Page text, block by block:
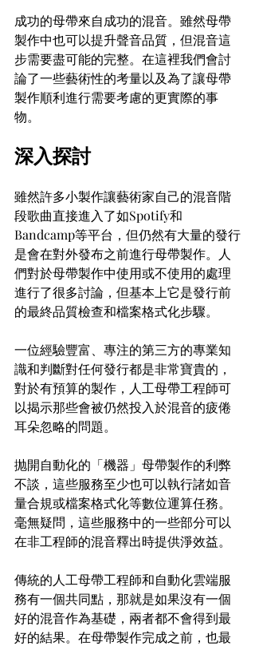
成功的母帶來自成功的混音。雖然母帶
製作中也可以提升聲音品質，但混音這
步需要盡可能的完整。在這裡我們會討
論了一些藝術性的考量以及為了讓母帶
製作順利進行需要考慮的更實際的事
物。
深入探討
雖然許多小製作讓藝術家自己的混音階
段歌曲直接進入了如Spotify和
Bandcamp等平台，但仍然有大量的發行
是會在對外發布之前進行母帶製作。人
們對於母帶製作中使用或不使用的處理
進行了很多討論，但基本上它是發行前
的最終品質檢查和檔案格式化步驟。
一位經驗豐富、專注的第三方的專業知
識和判斷對任何發行都是非常寶貴的，
對於有預算的製作，人工母帶工程師可
以揭示那些會被仍然投入於混音的疲倦
耳朵忽略的問題。
抛開自動化的「機器」母帶製作的利弊
不談，這些服務至少也可以執行諸如音
量合規或檔案格式化等數位運算任務。
毫無疑問，這些服務中的一些部分可以
在非工程師的混音釋出時提供淨效益。
傳統的人工母帶工程師和自動化雲端服
務有一個共同點，那就是如果沒有一個
好的混音作為基礎，兩者都不會得到最
好的結果。在母帶製作完成之前，也最